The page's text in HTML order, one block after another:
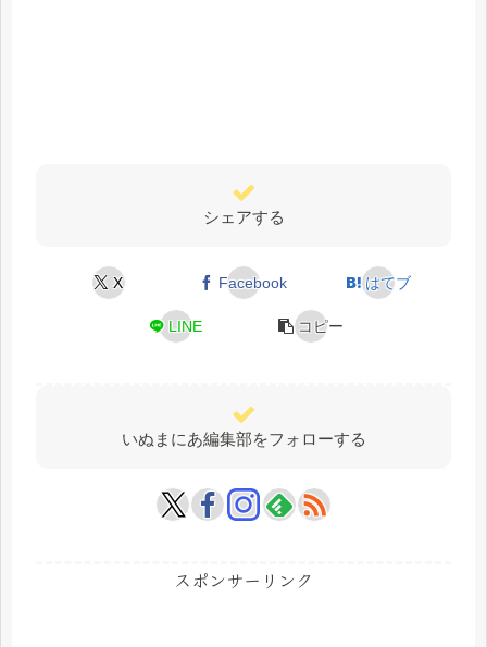
シェアする
X Facebook はてブ
LINE コピー
いぬまにあ編集部をフォローする
スポンサーリンク